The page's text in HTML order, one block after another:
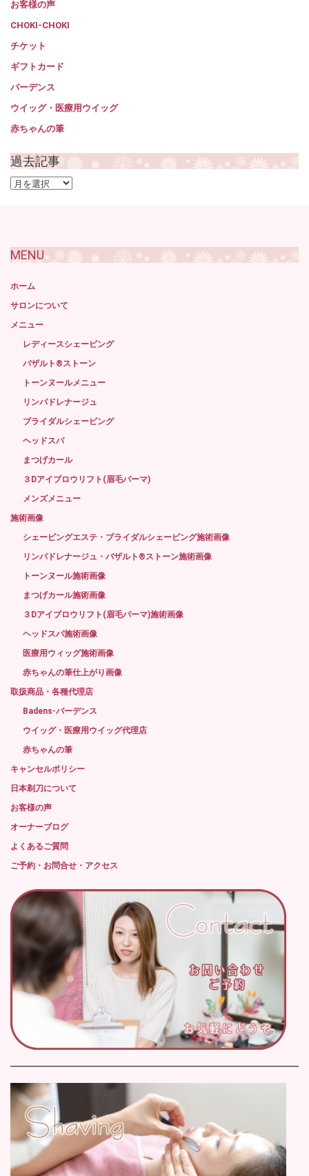
お客様の声
CHOKI-CHOKI
チケット
ギフトカード
バーデンス
ウイッグ・医療用ウイッグ
赤ちゃんの筆
過去記事
過
MENU
ホーム
サロンについて
メニュー
レディースシェービング
バザルト®ストーン
トーンヌールメニュー
リンパドレナージュ
ブライダルシェービング
ヘッドスパ
まつげカール
３Dアイブロウリフト(眉毛パーマ)
メンズメニュー
施術画像
シェービングエステ・ブライダルシェービング施術画像
リンパドレナージュ・バザルト®ストーン施術画像
トーンヌール施術画像
まつげカール施術画像
３Dアイブロウリフト(眉毛パーマ)施術画像
ヘッドスパ施術画像
医療用ウィッグ施術画像
赤ちゃんの筆仕上がり画像
取扱商品・各種代理店
Badens-バーデンス
ウイッグ・医療用ウイッグ代理店
赤ちゃんの筆
キャンセルポリシー
日本剃刀について
お客様の声
オーナーブログ
よくあるご質問
ご予約・お問合せ・アクセス